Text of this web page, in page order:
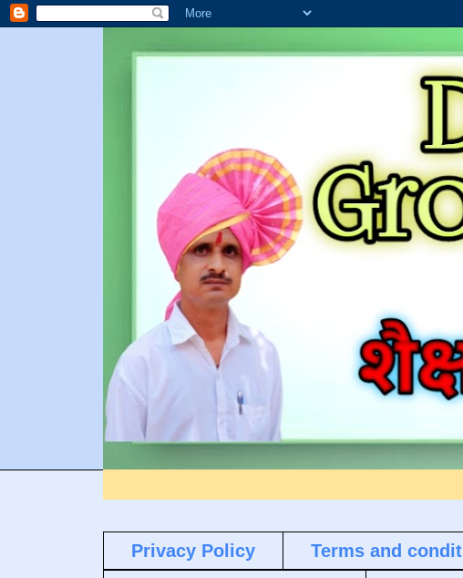
Privacy Policy Terms and